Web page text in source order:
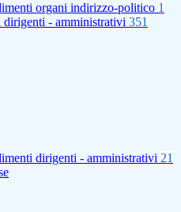
organi indirizzo-politico 1
dirigenti - amministrativi 351
dirigenti - amministrativi 21